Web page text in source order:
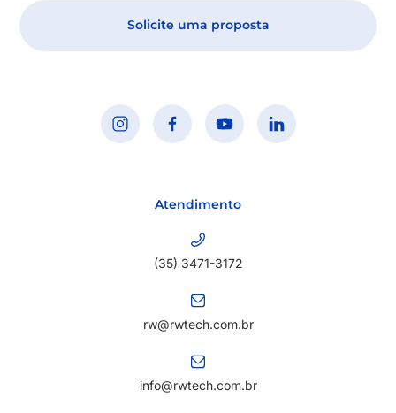
Solicite uma proposta
Atendimento
(35) 3471-3172
rw@rwtech.com.br
info@rwtech.com.br